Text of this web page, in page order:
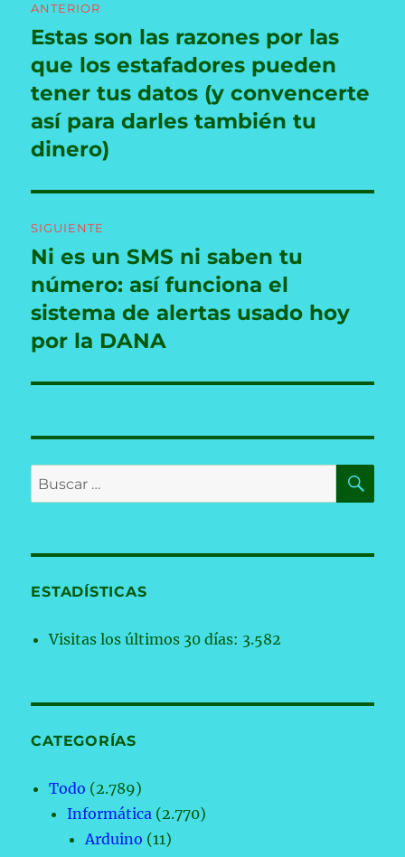
de
entradas
ANTERIOR
Entrada
anterior:
Estas son las razones por las
que los estafadores pueden
tener tus datos (y convencerte
así para darles también tu
dinero)
SIGUIENTE
Entrada
siguiente:
Ni es un SMS ni saben tu
número: así funciona el
sistema de alertas usado hoy
por la DANA
Buscar
por:
ESTADÍSTICAS
Visitas los últimos 30 días: 3.582
CATEGORÍAS
Todo (2.789)
Informática (2.770)
Arduino (11)